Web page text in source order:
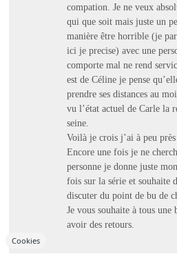
compation. Je ne veux
qui que soit mais juste un
manière être horrible (je
ici je precise) avec une
comporte mal ne rend
est de Céline je pense
prendre ses distances au
vu l’état actuel de Carle la
seine.
Voilà je crois j’ai à peu
Encore une fois je ne
personne je donne juste
fois sur la série et souhaite
discuter du point de bu de
Je vous souhaite à tous une
avoir des retours.
Cookies